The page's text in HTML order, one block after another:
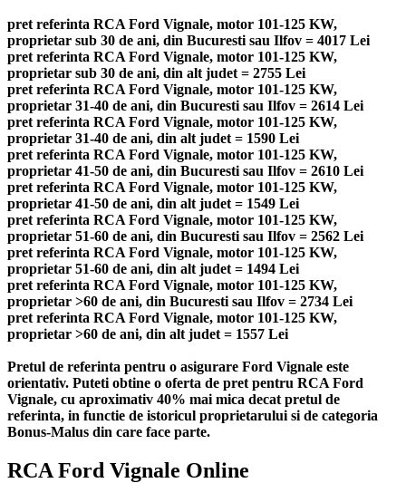
pret referinta RCA Ford Vignale, motor 101-125 KW,
proprietar sub 30 de ani, din Bucuresti sau Ilfov = 4017 Lei
pret referinta RCA Ford Vignale, motor 101-125 KW,
proprietar sub 30 de ani, din alt judet = 2755 Lei
pret referinta RCA Ford Vignale, motor 101-125 KW,
proprietar 31-40 de ani, din Bucuresti sau Ilfov = 2614 Lei
pret referinta RCA Ford Vignale, motor 101-125 KW,
proprietar 31-40 de ani, din alt judet = 1590 Lei
pret referinta RCA Ford Vignale, motor 101-125 KW,
proprietar 41-50 de ani, din Bucuresti sau Ilfov = 2610 Lei
pret referinta RCA Ford Vignale, motor 101-125 KW,
proprietar 41-50 de ani, din alt judet = 1549 Lei
pret referinta RCA Ford Vignale, motor 101-125 KW,
proprietar 51-60 de ani, din Bucuresti sau Ilfov = 2562 Lei
pret referinta RCA Ford Vignale, motor 101-125 KW,
proprietar 51-60 de ani, din alt judet = 1494 Lei
pret referinta RCA Ford Vignale, motor 101-125 KW,
proprietar >60 de ani, din Bucuresti sau Ilfov = 2734 Lei
pret referinta RCA Ford Vignale, motor 101-125 KW,
proprietar >60 de ani, din alt judet = 1557 Lei
Pretul de referinta pentru o asigurare Ford Vignale este
orientativ. Puteti obtine o oferta de pret pentru RCA Ford
Vignale, cu aproximativ 40% mai mica decat pretul de
referinta, in functie de istoricul proprietarului si de categoria
Bonus-Malus din care face parte.
RCA Ford Vignale Online